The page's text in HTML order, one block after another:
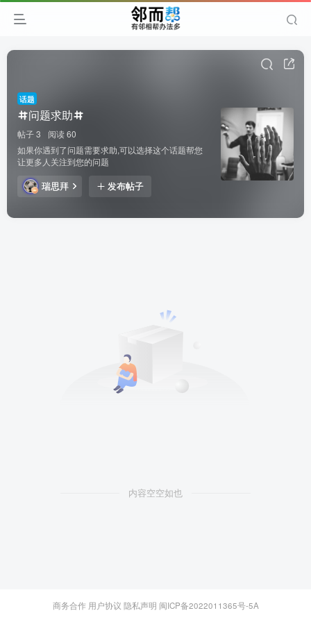
话题
问题求助
帖子 3
阅读 60
如果你遇到了问题需要求助,可以选择这个话题帮您
让更多人关注到您的问题
瑞思拜 发布帖子
内容空空如也
商务合作 用户协议 隐私声明 闽ICP备2022011365号-5A